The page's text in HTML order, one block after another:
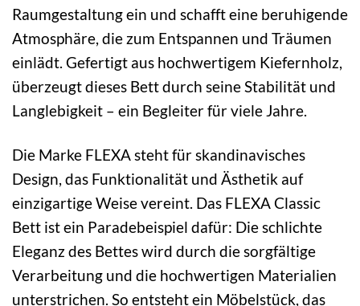
Raumgestaltung ein und schafft eine beruhigende
Atmosphäre, die zum Entspannen und Träumen
einlädt. Gefertigt aus hochwertigem Kiefernholz,
überzeugt dieses Bett durch seine Stabilität und
Langlebigkeit – ein Begleiter für viele Jahre.
Die Marke FLEXA steht für skandinavisches
Design, das Funktionalität und Ästhetik auf
einzigartige Weise vereint. Das FLEXA Classic
Bett ist ein Paradebeispiel dafür: Die schlichte
Eleganz des Bettes wird durch die sorgfältige
Verarbeitung und die hochwertigen Materialien
unterstrichen. So entsteht ein Möbelstück, das